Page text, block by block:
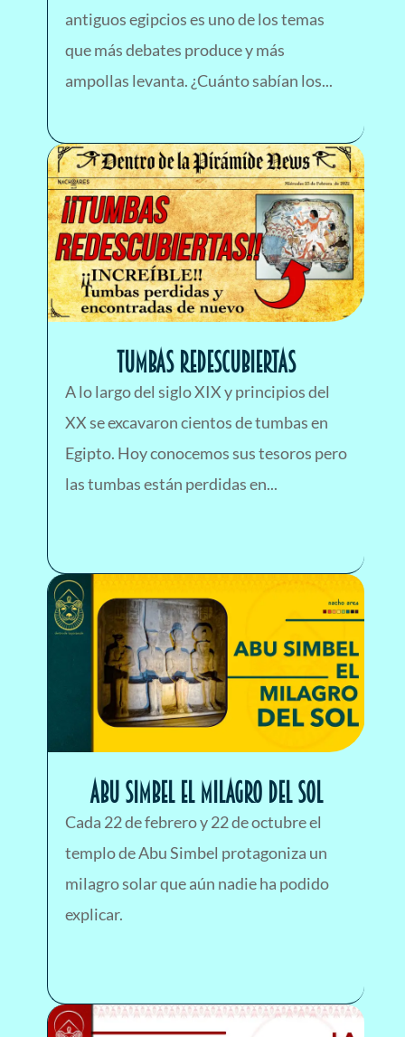
antiguos egipcios es uno de los temas
que más debates produce y más
ampollas levanta. ¿Cuánto sabían los...
TUMBAS REDESCUBIERTAS
A lo largo del siglo XIX y principios del
XX se excavaron cientos de tumbas en
Egipto. Hoy conocemos sus tesoros pero
las tumbas están perdidas en...
ABU SIMBEL EL MILAGRO DEL SOL
Cada 22 de febrero y 22 de octubre el
templo de Abu Simbel protagoniza un
milagro solar que aún nadie ha podido
explicar.